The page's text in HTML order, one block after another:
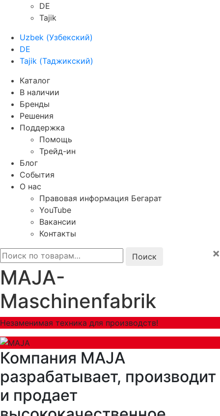
DE
Tajik
Uzbek (Узбекский)
DE
Tajik (Таджикский)
Каталог
В наличии
Бренды
Решения
Поддержка
Помощь
Трейд-ин
Блог
События
О нас
Правовая информация Бегарат
YouTube
Вакансии
Контакты
Искать:
×
MAJA-
Maschinenfabrik
Незаменимая техника для производств!
Компания MAJA
разрабатывает, производит
и продает